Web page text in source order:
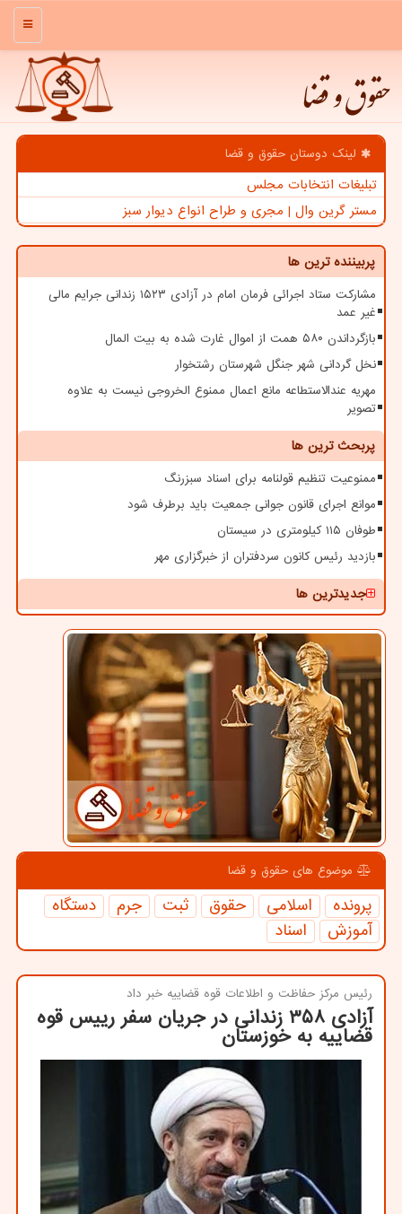
منو
حقوق و قضا
لینک دوستان حقوق و قضا
تبلیغات انتخابات مجلس
مستر گرین وال | مجری و طراح انواع دیوار سبز
پربیننده ترین ها
مشارکت ستاد اجرائی فرمان امام در آزادی ۱۵۲۳ زندانی جرایم مالی
غیر عمد
بازگرداندن ۵۸۰ همت از اموال غارت شده به بیت المال
نخل گردانی شهر جنگل شهرستان رشتخوار
مهریه عندالاستطاعه مانع اعمال ممنوع الخروجی نیست به علاوه
تصویر
پربحث ترین ها
ممنوعیت تنظیم قولنامه برای اسناد سبزرنگ
موانع اجرای قانون جوانی جمعیت باید برطرف شود
طوفان ۱۱۵ کیلومتری در سیستان
بازدید رئیس کانون سردفتران از خبرگزاری مهر
جدیدترین ها
موضوع های حقوق و قضا
پرونده اسلامی حقوق ثبت جرم
دستگاه
آموزش
اسناد
رئیس مركز حفاظت و اطلاعات قوه قضاییه خبر داد
آزادی ۳۵۸ زندانی در جریان سفر رییس قوه
قضاییه به خوزستان